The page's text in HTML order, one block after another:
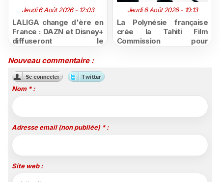
Jeudi 6 Août 2026 - 12:03
LALIGA change d'ère en
France : DAZN et Disney+
diffuseront le
jusqu'en 2029, un revers
Jeudi 6 Août 2026 - 10:13
La Polynésie française
crée la Tahiti Film
Commission pour
Nouveau commentaire :
Nom * :
Adresse email (non publiée) * :
Site web :